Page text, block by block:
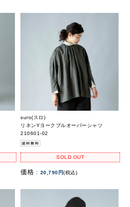
suro(スロ)
リネンYヨークプルオーバーシャツ
210601-02
SOLD OUT
価格 : 20,790円(税込)